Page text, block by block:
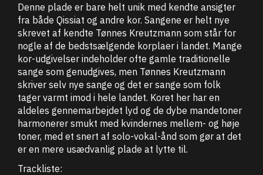
Denne plade er bare helt unik med kendte ansigter
fra både Qissiat og andre kor. Sangene er helt nye
skrevet af kendte Tønnes Kreutzmann som står for
nogle af de bedstsælgende korplaer i landet. Mange
kor-udgivelser indeholder ofte gamle traditionelle
sange som genudgives, men Tønnes Kreutzmann
skriver selv nye sange og det er sange som folk
tager varmt imod i hele landet. Koret her har en
aldeles gennemarbejdet lyd og de dybe mandetoner
harmonerer smukt med kvindernes mellem- og høje
toner, med et snert af solo-vokal-ånd som gør at det
er en mere usædvanlig plade at lytte til.
Trackliste: